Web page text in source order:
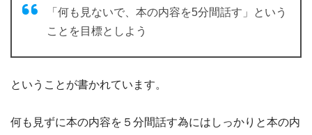
「何も見ないで、本の内容を5分間話す」という
ことを目標としよう
ということが書かれています。
何も見ずに本の内容を５分間話す為にはしっかりと本の内